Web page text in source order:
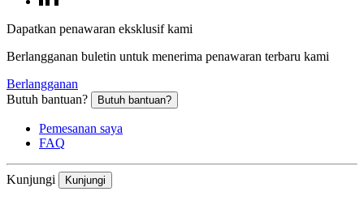
Dapatkan penawaran eksklusif kami
Berlangganan buletin untuk menerima penawaran terbaru kami
Berlangganan
Butuh bantuan?
Butuh bantuan?
Pemesanan saya
FAQ
Kunjungi Kunjungi